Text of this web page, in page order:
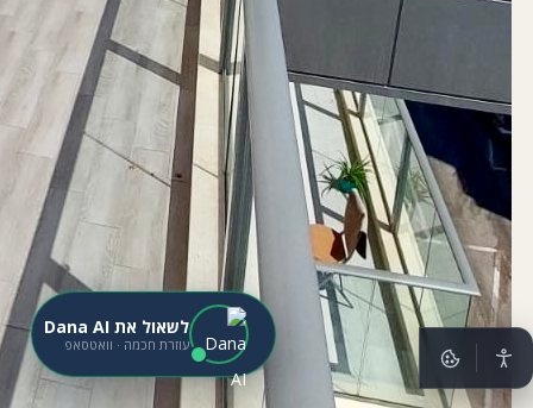
לשאול את Dana AI
עוזרת חכמה · וואטסאפ